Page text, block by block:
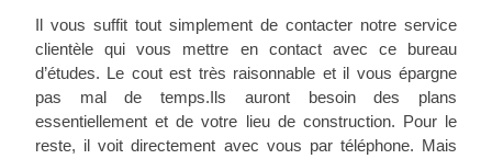
Il vous suffit tout simplement de contacter notre service
clientèle qui vous mettre en contact avec ce bureau
d’études. Le cout est très raisonnable et il vous épargne
pas mal de temps.Ils auront besoin des plans
essentiellement et de votre lieu de construction. Pour le
reste, il voit directement avec vous par téléphone. Mais